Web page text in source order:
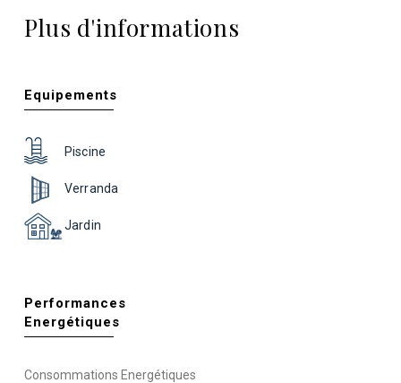
Plus d'informations
Equipements
Piscine
Verranda
Jardin
Performances
Energétiques
Consommations Energétiques